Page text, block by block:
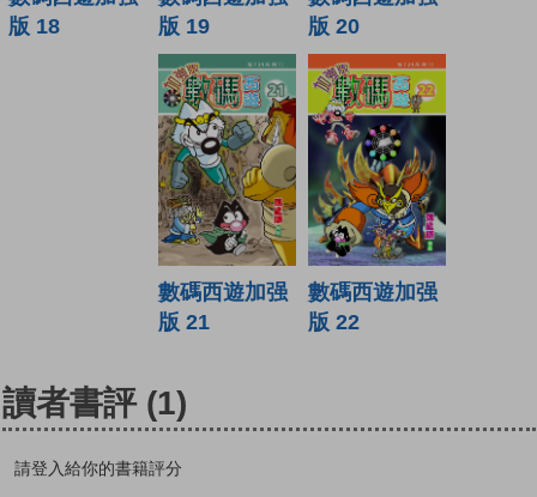
版 18
版 19
版 20
數碼西遊加强
版 21
數碼西遊加强
版 22
讀者書評 (1)
請登入給你的書籍評分